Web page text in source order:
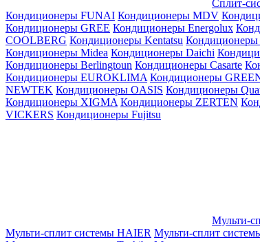
Сплит-
Кондиционеры FUNAI Кондиционеры MDV
Кондиционеры GREE Кондиционеры Energolux
СOOLBERG Кондиционеры Kentatsu
Кондиционеры Midea Кондиционеры Daichi
Кондиционеры Berlingtoun Кондиционеры Casarte
Кондиционеры EUROKLIMA Кондиционеры
NEWTEK Кондиционеры OASIS Кондиционеры
Кондиционеры XIGMA Кондиционеры ZERTEN
VICKERS Кондиционеры Fujitsu
Мульти-
Мульти-сплит системы HAIER Мульти-сплит